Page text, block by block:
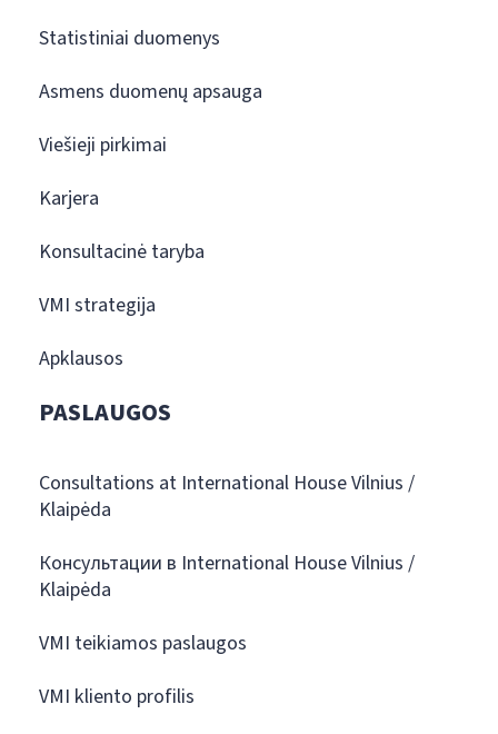
Statistiniai duomenys
Asmens duomenų apsauga
Viešieji pirkimai
Karjera
Konsultacinė taryba
VMI strategija
Apklausos
PASLAUGOS
Consultations at International House Vilnius /
Klaipėda
Консультации в International House Vilnius /
Klaipėda
VMI teikiamos paslaugos
VMI kliento profilis